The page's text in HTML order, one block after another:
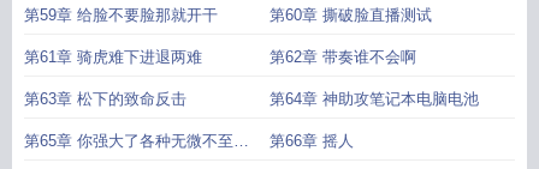
第59章 给脸不要脸那就开干 第60章 撕破脸直播测试
第61章 骑虎难下进退两难 第62章 带奏谁不会啊
第63章 松下的致命反击 第64章 神助攻笔记本电脑电池
第65章 你强大了各种无微不至的 第66章 摇人